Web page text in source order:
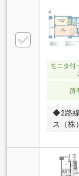
モニタ付
所
◆2路
ス（株
あり《
張替
テム